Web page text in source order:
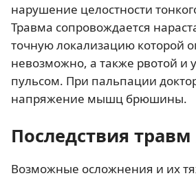
нарушение целостности
Травма сопровождается
точную локализацию которой
невозможно, а также рвотой
пульсом. При пальпации
напряжение мышц брюшины.
Последствия
Возможные осложнения и их